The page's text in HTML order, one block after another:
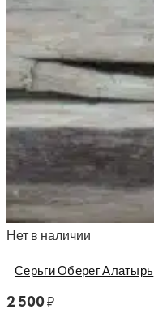
Нет в наличии
Серьги Оберег Алатырь
2 500₽